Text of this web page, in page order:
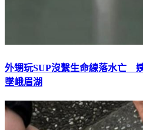
外甥玩SUP沒繫生命線落水亡
墜峨眉湖